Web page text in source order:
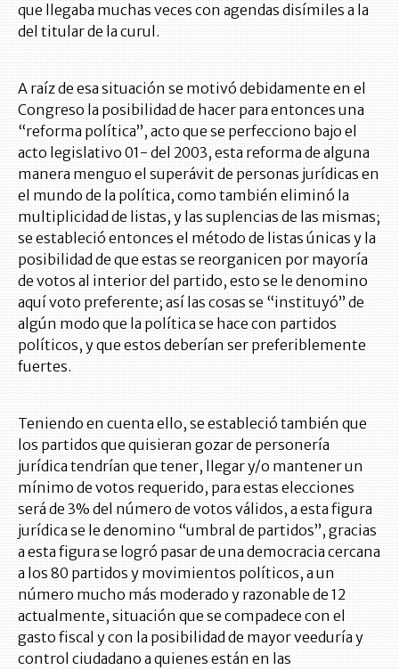
que llegaba muchas veces con agendas disímiles a la
del titular de la curul.
A raíz de esa situación se motivó debidamente en el
Congreso la posibilidad de hacer para entonces una
“reforma política”, acto que se perfecciono bajo el
acto legislativo 01- del 2003, esta reforma de alguna
manera menguo el superávit de personas jurídicas en
el mundo de la política, como también eliminó la
multiplicidad de listas, y las suplencias de las mismas;
se estableció entonces el método de listas únicas y la
posibilidad de que estas se reorganicen por mayoría
de votos al interior del partido, esto se le denomino
aquí voto preferente; así las cosas se “instituyó” de
algún modo que la política se hace con partidos
políticos, y que estos deberían ser preferiblemente
fuertes.
Teniendo en cuenta ello, se estableció también que
los partidos que quisieran gozar de personería
jurídica tendrían que tener, llegar y/o mantener un
mínimo de votos requerido, para estas elecciones
será de 3% del número de votos válidos, a esta figura
jurídica se le denomino “umbral de partidos”, gracias
a esta figura se logró pasar de una democracia cercana
a los 80 partidos y movimientos políticos, a un
número mucho más moderado y razonable de 12
actualmente, situación que se compadece con el
gasto fiscal y con la posibilidad de mayor veeduría y
control ciudadano a quienes están en las